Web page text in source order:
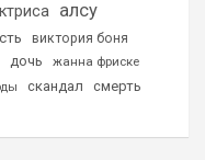
алсу
виктория боня
дочь
жанна фриске
скандал смерть